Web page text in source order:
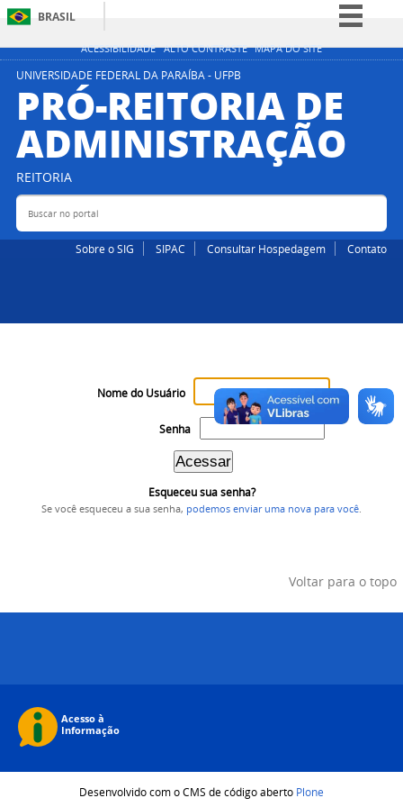
ACESSIBILIDADE ALTO CONTRASTE MAPA DO SITE
BRASIL
Simplifique!
Participe
Acesso à informação
Legislação
UNIVERSIDADE FEDERAL DA PARAÍBA - UFPB
PRÓ-REITORIA DE
ADMINISTRAÇÃO
REITORIA
Buscar no portal
Sobre o SIG SIPAC Consultar Hospedagem Contato
Nome do Usuário
Senha
Esqueceu sua senha?
Se você esqueceu a sua senha, podemos enviar uma nova para você
Voltar para o topo
Desenvolvido com o CMS de código aberto Plone